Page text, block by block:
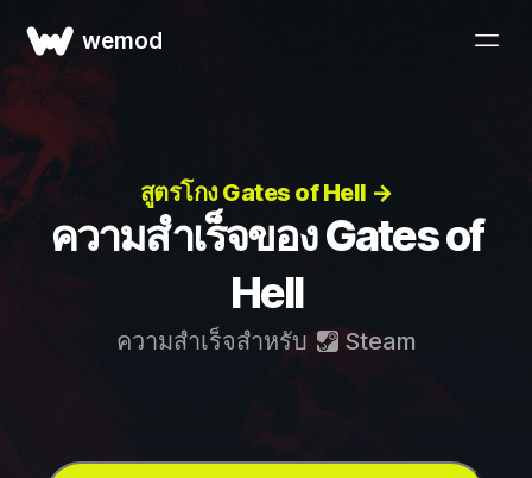
wemod
สูตรโกง Gates of Hell →
ความสำเร็จของ Gates of
Hell
ความสำเร็จสำหรับ Steam